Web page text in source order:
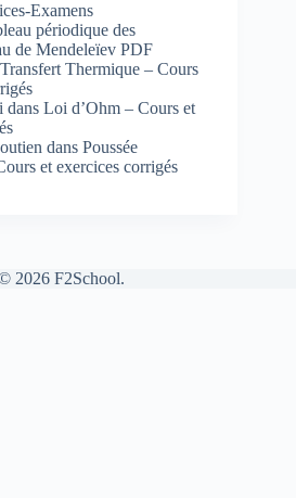
Examens
périodique des
de Mendeleïev PDF
Transfert Thermique – Cours
dans Loi d’Ohm – Cours et
dans Poussée
et exercices corrigés
2026 F2School.